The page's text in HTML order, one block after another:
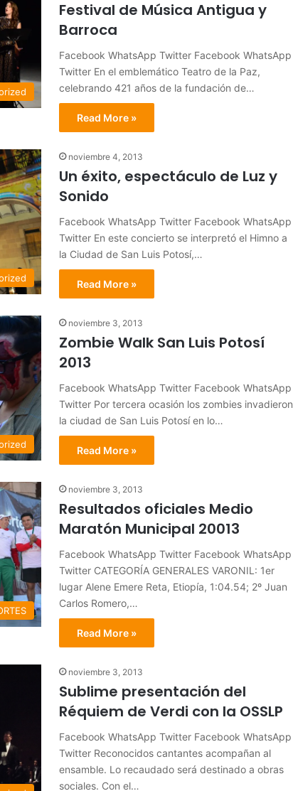
Festival de Música Antigua y
Barroca
Facebook WhatsApp Twitter Facebook WhatsApp
Twitter En el emblemático Teatro de la Paz,
celebrando 421 años de la fundación de…
Read More »
noviembre 4, 2013
Un éxito, espectáculo de Luz y
Sonido
Facebook WhatsApp Twitter Facebook WhatsApp
Twitter En este concierto se interpretó el Himno a
la Ciudad de San Luis Potosí,…
Read More »
noviembre 3, 2013
Zombie Walk San Luis Potosí
2013
Facebook WhatsApp Twitter Facebook WhatsApp
Twitter Por tercera ocasión los zombies invadieron
la ciudad de San Luis Potosí en lo…
Read More »
noviembre 3, 2013
Resultados oficiales Medio
Maratón Municipal 20013
Facebook WhatsApp Twitter Facebook WhatsApp
Twitter CATEGORÍA GENERALES VARONIL: 1er
lugar Alene Emere Reta, Etiopía, 1:04.54; 2º Juan
Carlos Romero,…
Read More »
noviembre 3, 2013
Sublime presentación del
Réquiem de Verdi con la OSSLP
Facebook WhatsApp Twitter Facebook WhatsApp
Twitter Reconocidos cantantes acompañan al
ensamble. Lo recaudado será destinado a obras
sociales. Con el…